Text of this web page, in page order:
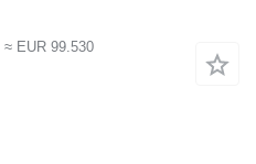
≈ EUR 99.530